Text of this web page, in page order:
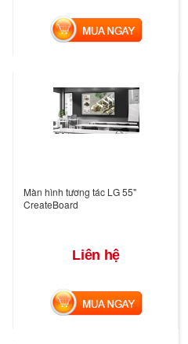
MUA NGAY
Màn hình tương tác LG 55"
CreateBoard
Liên hệ
MUA NGAY